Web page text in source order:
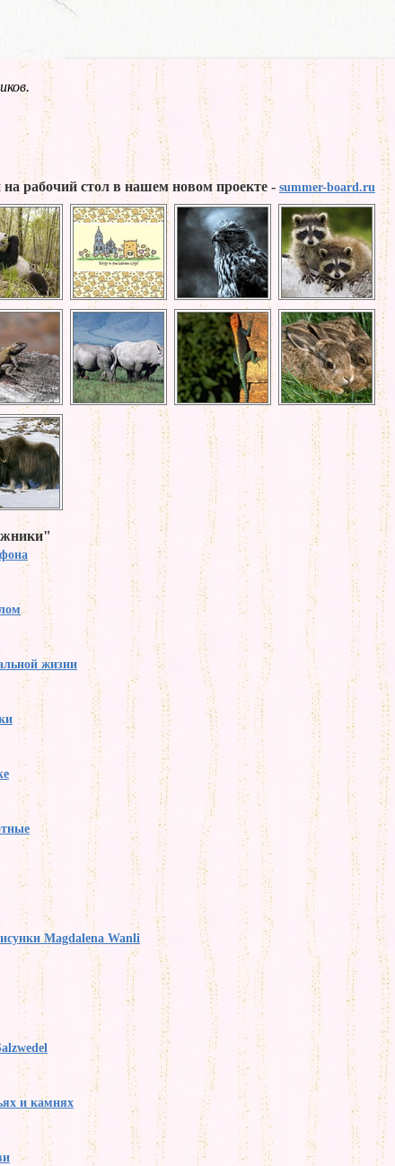
на рабочий стол в нашем новом проекте - summer-board.ru
жизни
Magdalena Wanli
и камнях